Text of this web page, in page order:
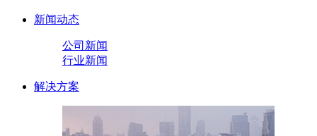
新闻动态
公司新闻
行业新闻
解决方案